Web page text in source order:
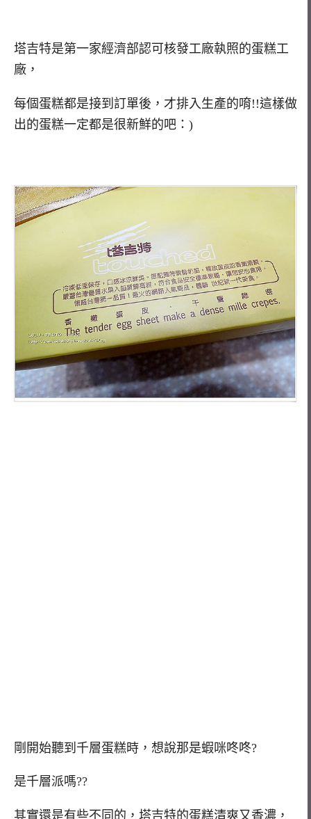
塔吉特是第一家經濟部認可核發工廠執照的蛋糕工
廠，
每個蛋糕都是接到訂單後，才排入生產的唷!!這樣做
出的蛋糕一定都是很新鮮的吧：)
剛開始聽到千層蛋糕時，想說那是蝦咪咚咚?
是千層派嗎??
其實還是有些不同的，塔吉特的蛋糕清爽又香濃，